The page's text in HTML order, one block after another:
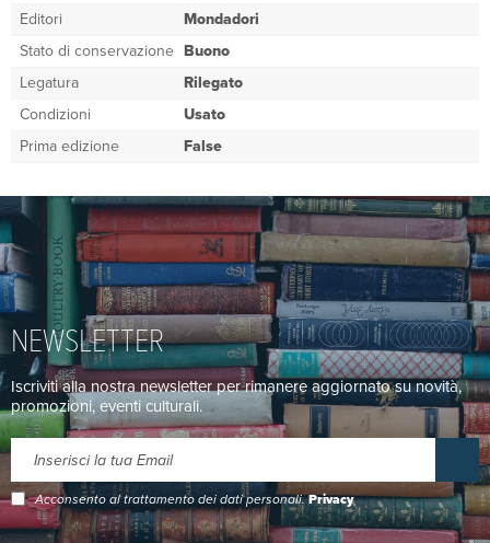
Editori
Mondadori
Stato di conservazione Buono
Legatura
Rilegato
Condizioni
Usato
Prima edizione
False
NEWSLETTER
Iscriviti alla nostra newsletter per rimanere aggiornato su novità,
promozioni, eventi culturali.
Acconsento al trattamento dei dati personali.Privacy